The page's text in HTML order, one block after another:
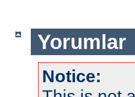
Yorumlar
Notice: